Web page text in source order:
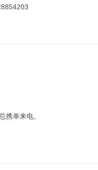
携单来电。